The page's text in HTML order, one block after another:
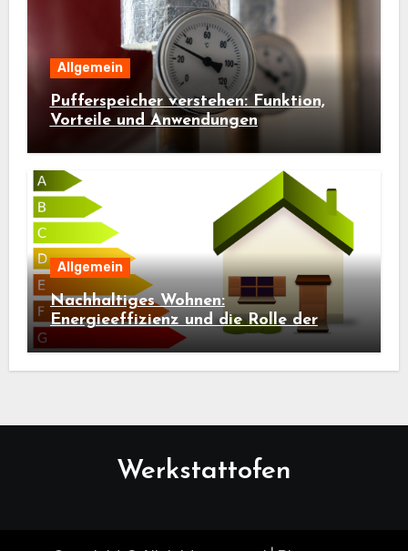
Allgemein
Pufferspeicher verstehen: Funktion,
Vorteile und Anwendungen
Allgemein
Nachhaltiges Wohnen:
Energieeffizienz und die Rolle der
Bauwerksdiagnostik
Werkstattofen